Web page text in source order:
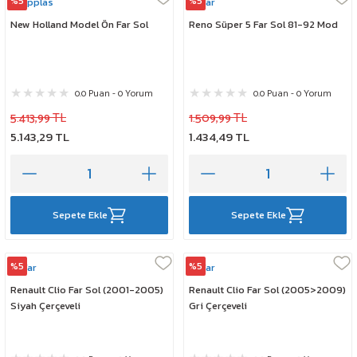
New Holland Model Ön Far Sol
0.0 Puan - 0 Yorum
5.413,99 TL
5.143,29 TL
Sepete Ekle
Reno Süper 5 Far Sol 81-92 Mod
0.0 Puan - 0 Yorum
1.509,99 TL
1.434,49 TL
Sepete Ekle
%5
Ayfar
Renault Clio Far Sol (2001-2005)
Siyah Çerçeveli
%5
Ayfar
Renault Clio Far Sol (2005>2009)
Gri Çerçeveli